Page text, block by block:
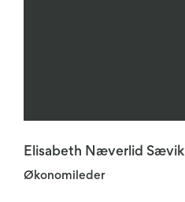
Elisabeth Næverlid Sævik
Økonomileder